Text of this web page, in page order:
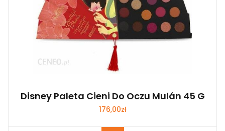
Disney Paleta Cieni Do Oczu Mulán 45 G
176,00zł